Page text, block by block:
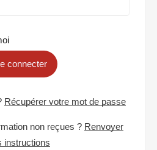
connecter
Récupérer votre mot de passe
non reçues ? Renvoyer
instructions